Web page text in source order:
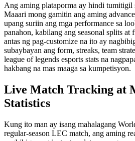
Ang aming plataporma ay hindi tumitigil
Maaari mong gamitin ang aming
upang suriin ang mga performance sa
panahon, kabilang ang seasonal splits
antas ng pag-customize na ito ay
subaybayan ang form, streaks, team
league of legends esports stats na
hakbang na mas maaga sa kumpetisyon.
Live Match Tracking at
Statistics
Kung ito man ay isang mahalagang
regular-season LEC match, ang aming